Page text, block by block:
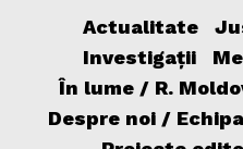
Actualitate
Investigații
În lume / R.
Despre noi / Echipa